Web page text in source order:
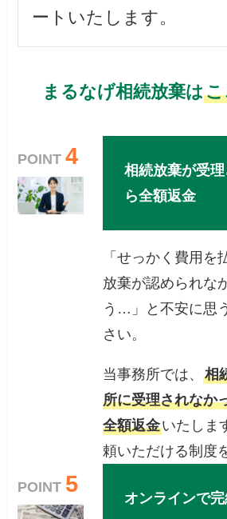
ートいたします。
まるなげ相続放棄はこ
POINT 4
相続放棄が受
ら全額返金
「せっかく費用を
放棄が認められな
う…」と不安に思
さい。
当事務所では、相
所に受理されなか
全額返金いたしま
頼いただける制度
POINT 5
オンラインで